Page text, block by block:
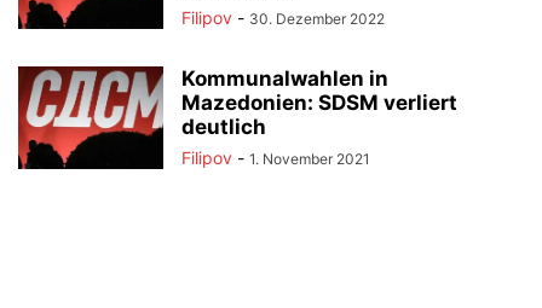
Filipov - 30. Dezember 2022
Kommunalwahlen in
Mazedonien: SDSM verliert
deutlich
Filipov - 1. November 2021